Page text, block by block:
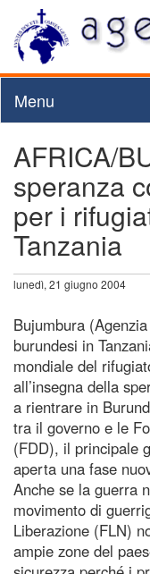
Menu
AFRICA/
speranza
per i
Tanzania
lunedì, 21 giugno 2004
Bujumbura
burundesi in
mondiale del
all’insegna della
a rientrare in
tra il governo e le
(FDD), il principale
aperta una fase
Anche se la guerra
movimento di
Liberazione (FLN)
ampie zone del